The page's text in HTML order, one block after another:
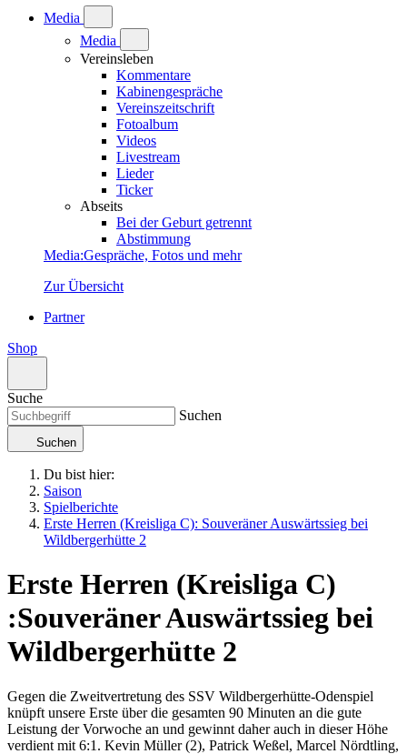
Media
Media
Vereinsleben
Kommentare
Kabinengespräche
Vereinszeitschrift
Fotoalbum
Videos
Livestream
Lieder
Ticker
Abseits
Bei der Geburt getrennt
Abstimmung
Media:Gespräche, Fotos und mehr
Zur Übersicht
Partner
Shop
Suche
Suchen
Suchen
Du bist hier:
Saison
Spielberichte
Erste Herren (Kreisliga C): Souveräner Auswärtssieg bei
Wildbergerhütte 2
Erste Herren (Kreisliga C)
:Souveräner Auswärtssieg bei
Wildbergerhütte 2
Gegen die Zweitvertretung des SSV Wildbergerhütte-Odenspiel
knüpft unsere Erste über die gesamten 90 Minuten an die gute
Leistung der Vorwoche an und gewinnt daher auch in dieser Höhe
verdient mit 6:1. Kevin Müller (2), Patrick Weßel, Marcel Nördtling,